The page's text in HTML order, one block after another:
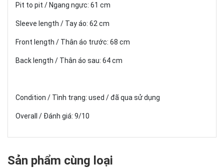
Pit to pit / Ngang ngực: 61 cm
Sleeve length / Tay áo: 62 cm
Front length / Thân áo trước: 68 cm
Back length / Thân áo sau: 64 cm
Condition / Tình trạng: used / đã qua sử dụng
Overall / Đánh giá: 9/10
Sản phẩm cùng loại